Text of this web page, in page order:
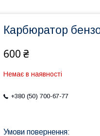
Карбюратор
600 ₴
Немає в наявності
+380 (50) 700-67-77